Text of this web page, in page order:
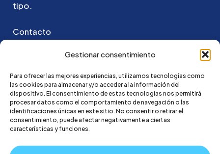
Gestionar consentimiento
Para ofrecer las mejores experiencias, utilizamos tecnologías como
las cookies para almacenar y/o acceder a la información del
dispositivo. El consentimiento de estas tecnologías nos permitirá
procesar datos como el comportamiento de navegación o las
identificaciones únicas en este sitio. No consentir o retirar el
consentimiento, puede afectar negativamente a ciertas
características y funciones.
tipo.
Contacto
Puedes ponerte en contacto con nosotros
hola@credi4me.com